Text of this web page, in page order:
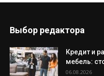
Выбор редактора
Кредит и
мебель:
06.08.2026